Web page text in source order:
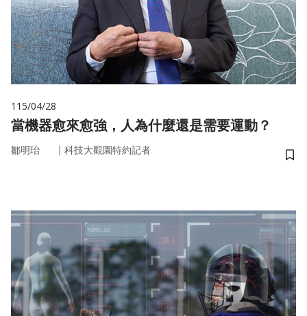
115/04/28
當機器愈來愈強，人為什麼還是需要運動？
鄒明珆 ｜ 科技大觀園特約記者
儲